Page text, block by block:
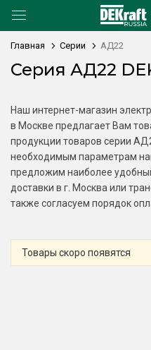
Главная Серии АД22
Серия АД22
Наш интернет-магазин
в Москве предлагает Вам
продукции товаров серии
необходимым параметрам
предложим наиболее
доставки в г. Москва или
также согласуем порядок
Товары скоро появятся